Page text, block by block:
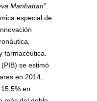
Manhattan”.
especial de
farmacéutica.
se estimó
en 2014,
en